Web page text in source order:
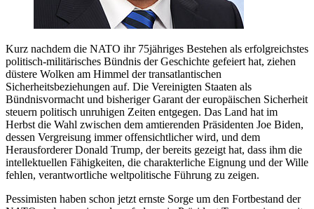
Kurz nachdem die NATO ihr 75jähriges Bestehen als erfolgreichstes
politisch-militärisches Bündnis der Geschichte gefeiert hat, ziehen
düstere Wolken am Himmel der transatlantischen
Sicherheitsbeziehungen auf. Die Vereinigten Staaten als
Bündnisvormacht und bisheriger Garant der europäischen Sicherheit
steuern politisch unruhigen Zeiten entgegen. Das Land hat im
Herbst die Wahl zwischen dem amtierenden Präsidenten Joe Biden,
dessen Vergreisung immer offensichtlicher wird, und dem
Herausforderer Donald Trump, der bereits gezeigt hat, dass ihm die
intellektuellen Fähigkeiten, die charakterliche Eignung und der Wille
fehlen, verantwortliche weltpolitische Führung zu zeigen.
Pessimisten haben schon jetzt ernste Sorge um den Fortbestand der